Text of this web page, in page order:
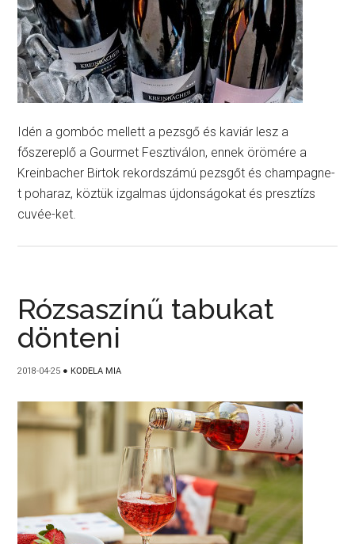
Idén a gombóc mellett a pezsgő és kaviár lesz a
főszereplő a Gourmet Fesztiválon, ennek örömére a
Kreinbacher Birtok rekordszámú pezsgőt és champagne-
t poharaz, köztük izgalmas újdonságokat és presztízs
cuvée-ket.
Rózsaszínű tabukat
dönteni
2018-04-25 ● KODELA MIA